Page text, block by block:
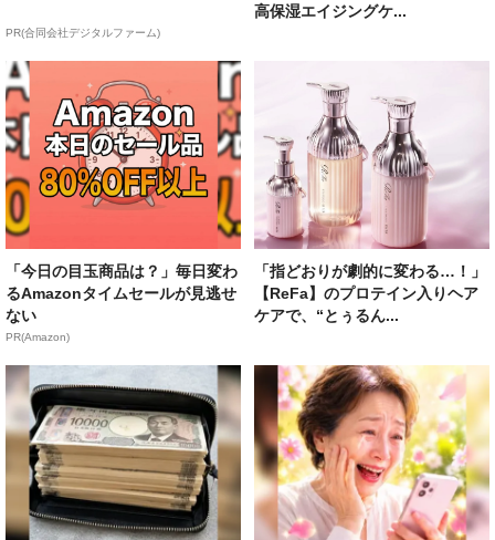
PR(合同会社デジタルファーム)
高保湿エイジングケ...
「今日の目玉商品は？」毎日変わ
るAmazonタイムセールが見逃せ
ない
PR(Amazon)
「指どおりが劇的に変わる…！」
【ReFa】のプロテイン入りヘア
ケアで、“とぅるん...